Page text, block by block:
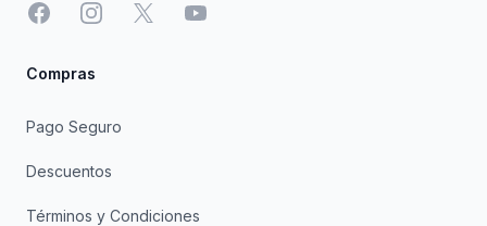
FacebookInstagram
X YouTube
Compras
Pago Seguro
Descuentos
Términos y Condiciones